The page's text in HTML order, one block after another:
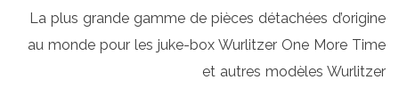
La plus grande gamme de pièces détachées d’origine
au monde pour les juke-box Wurlitzer One More Time
et autres modèles Wurlitzer